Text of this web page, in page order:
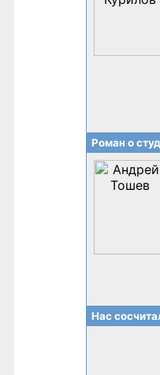
Роман о
Нас